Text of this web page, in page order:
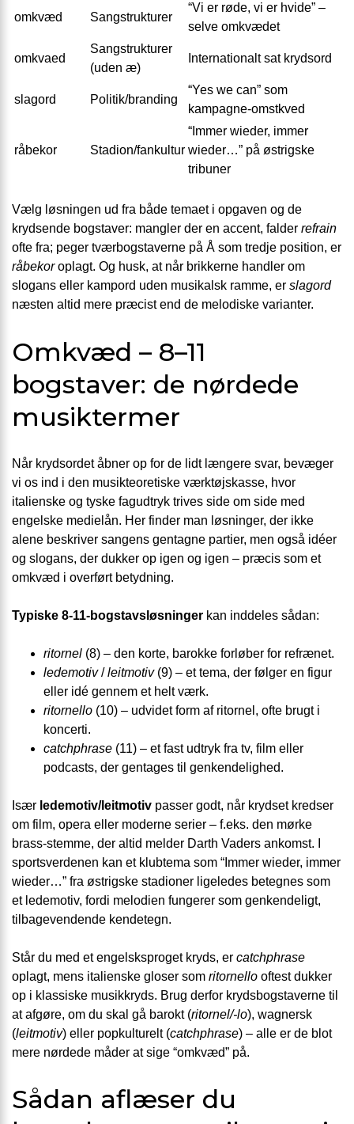
omkvæd Sangstrukturer
“Vi er røde, vi er hvide” –
selve omkvædet
omkvaed
Sangstrukturer
(uden æ)
Internationalt sat krydsord
slagord Politik/branding
“Yes we can” som
kampagne-omstkved
råbekor Stadion/fankultur
“Immer wieder, immer
wieder…” på øst­rigske
tribuner
Vælg løsningen ud fra både temaet i opgaven og de
krydsende bogstaver: mangler der en accent, falder refrain
ofte fra; peger tværbogstaverne på Å som tredje position, er
råbekoroplagt. Og husk, at når brikkerne handler om
slogans eller kampord uden musikalsk ramme, er slagord
næsten altid mere præcist end de melodiske varianter.
Omkvæd – 8–11
bogstaver: de nørdede
musiktermer
Når krydsordet åbner op for de lidt længere svar, bevæger
vi os ind i den musikteoretiske værktøjskasse, hvor
italienske og tyske fagudtryk trives side om side med
engelske medielån. Her finder man løsninger, der ikke
alene beskriver sangens gentagne partier, men også idéer
og slogans, der dukker op igen og igen – præcis som et
omkvæd i overført betydning.
Typiske 8-11-bogstavsløsninger kan inddeles sådan:
ritornel (8) – den korte, barokke forløber for refrænet.
ledemotiv/leitmotiv(9) – et tema, der følger en figur
eller idé gennem et helt værk.
ritornello (10) – udvidet form af ritornel, ofte brugt i
koncerti.
catchphrase (11) – et fast udtryk fra tv, film eller
podcasts, der gentages til genkendelighed.
Især ledemotiv/leitmotiv passer godt, når krydset kredser
om film, opera eller moderne serier – f.eks. den mørke
brass-stemme, der altid melder Darth Vaders ankomst. I
sportsverdenen kan et klubtema som “Immer wieder, immer
wieder…” fra østrigske stadioner ligeledes betegnes som
et ledemotiv, fordi melodien fungerer som genkendeligt,
tilbagevendende kendetegn.
Står du med et engelsksproget kryds, er catchphrase
oplagt, mens italienske gloser som ritornello oftest dukker
op i klassiske musikkryds. Brug derfor krydsbogstaverne til
at afgøre, om du skal gå barokt (ritornel/-lo), wagnersk
(leitmotiv) eller popkulturelt (catchphrase) – alle er de blot
mere nørdede måder at sige “omkvæd” på.
Sådan aflæser du